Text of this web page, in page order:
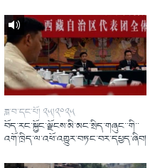
ཟླ་བ་དང་པོ། ༢༥།༢༠༢༥
བོད་རང་སྐྱོང་ལྗོངས་མི་མང་སྲིད་གཞུང་་གི་་
འགོ་ཁྲིད་ལ་འཕོ་འགྱུར་བཏང་བར་དཔྱད་ཞིབ།